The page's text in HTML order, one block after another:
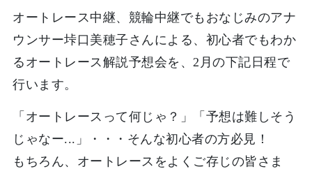
オートレース中継、競輪中継でもおなじみのアナ
ウンサー垰口美穂子さんによる、初心者でもわか
るオートレース解説予想会を、2月の下記日程で
行います。
「オートレースって何じゃ？」「予想は難しそう
じゃなー...」・・・そんな初心者の方必見！
もちろん、オートレースをよくご存じの皆さま